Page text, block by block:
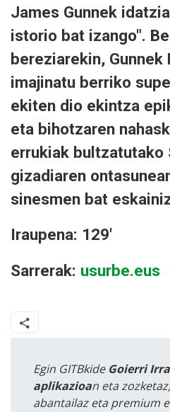
James Gunnek
istorio bat izango".
bereziarekin, Gunnek
imajinatu berriko
ekiten dio ekintza
eta bihotzaren
errukiak bultzatutako
gizadiaren
sinesmen bat
Iraupena: 129'
Sarrerak: usurbe.eus
Egin GITBkide Goierri
aplikazioan eta
abantailaz eta premium